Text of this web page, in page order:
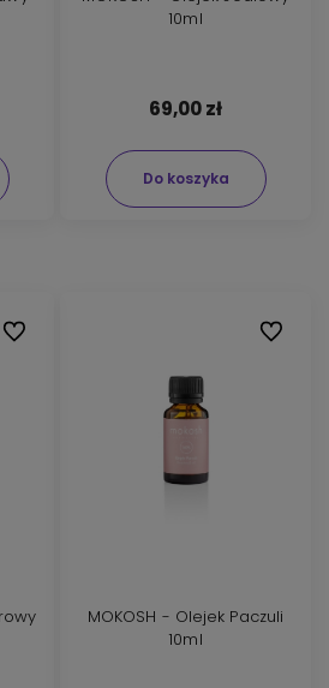
10ml
69,00 zł
Do koszyka
Do ulubionych
MOKOSH - Olejek Paczuli
10ml
Do